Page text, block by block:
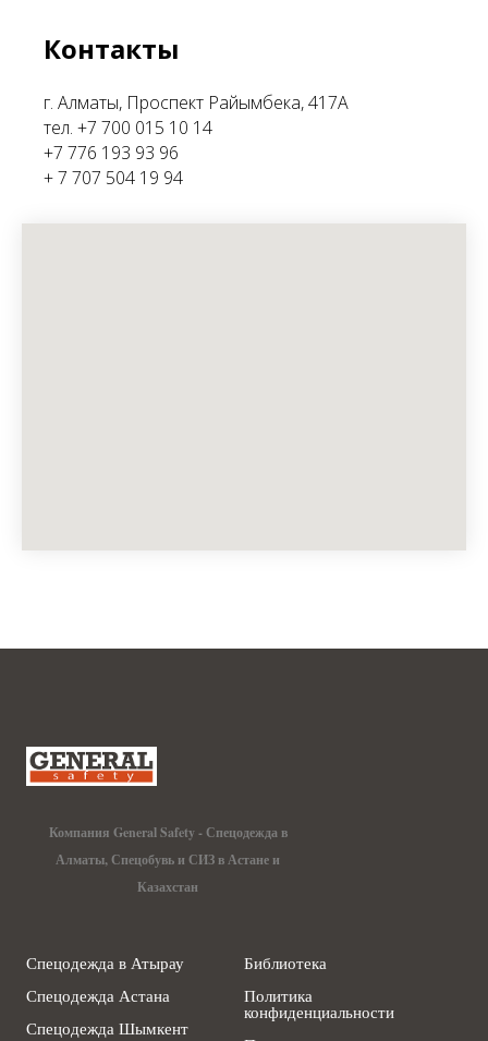
Контакты
г. Алматы, Проспект Райымбека, 417А
тел. +7 700 015 10 14
+7 776 193 93 96
+ 7 707 504 19 94
Компания General Safety - Спецодежда в
Алматы, Спецобувь и СИЗ в Астане и
Казахстан
Спецодежда в Атырау
Спецодежда Астана
Спецодежда Шымкент
Библиотека
Политика
конфиденциальности